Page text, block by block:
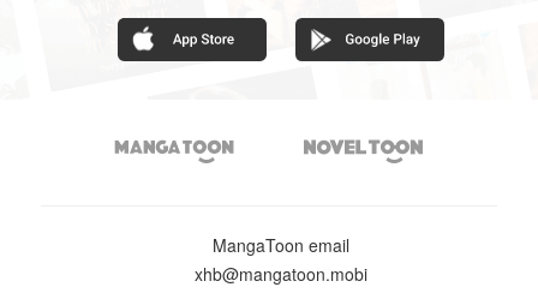
 
MangaToon email
xhb@mangatoon.mobi